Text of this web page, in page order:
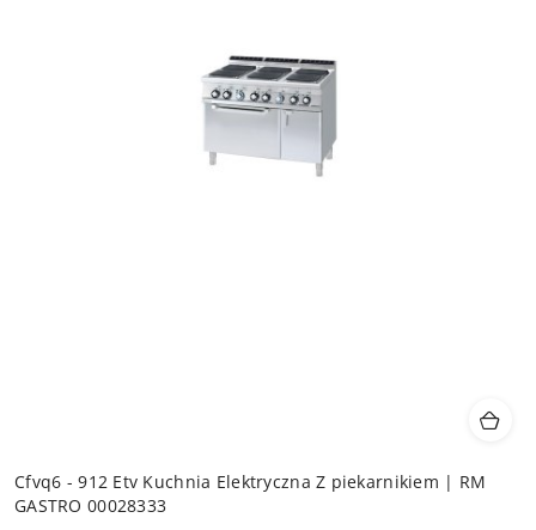
Cfvq6 - 912 Etv Kuchnia Elektryczna Z piekarnikiem | RM
GASTRO 00028333